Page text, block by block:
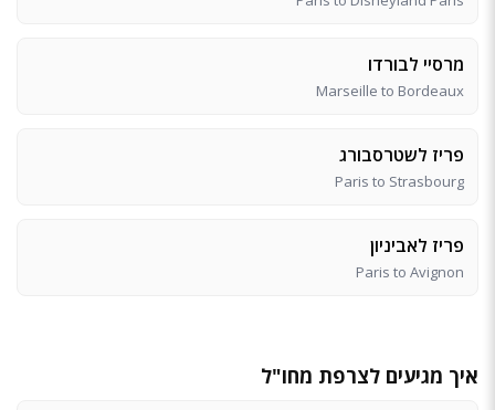
מרסיי לבורדו
Marseille to Bordeaux
פריז לשטרסבורג
Paris to Strasbourg
פריז לאביניון
Paris to Avignon
איך מגיעים לצרפת מחו"ל